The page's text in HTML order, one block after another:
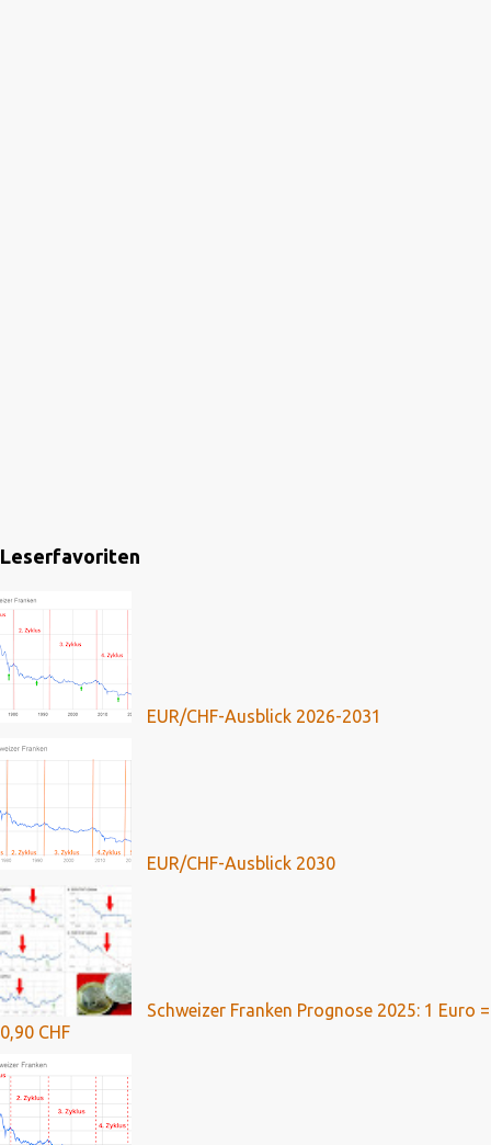
Leserfavoriten
EUR/CHF-Ausblick 2026-2031
EUR/CHF-Ausblick 2030
Schweizer Franken Prognose 2025: 1 Euro =
0,90 CHF